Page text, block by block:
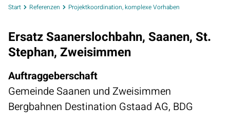
Start Referenzen Projektkoordination, komplexe Vorhaben
Ersatz Saanerslochbahn, Saanen, St.
Stephan, Zweisimmen
Auftraggeberschaft
Gemeinde Saanen und Zweisimmen
Bergbahnen Destination Gstaad AG, BDG